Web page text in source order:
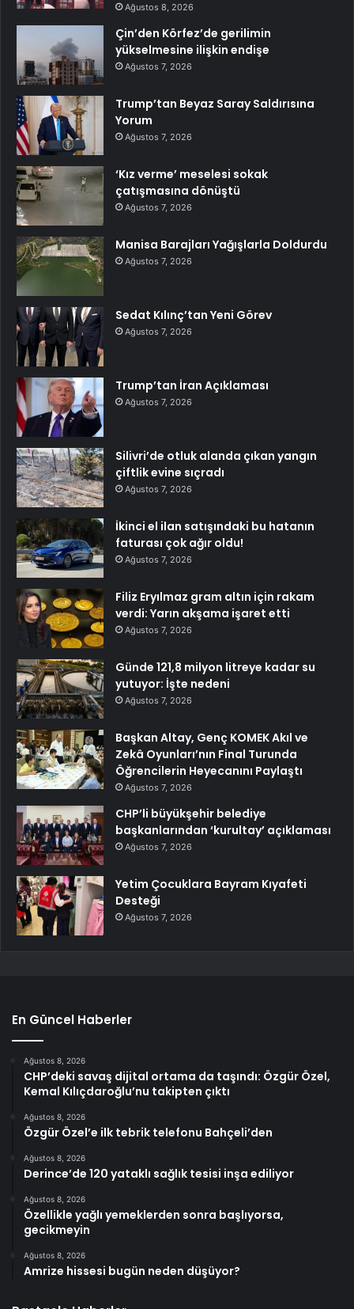
Ağustos 8, 2026
Çin’den Körfez’de gerilimin
yükselmesine ilişkin endişe
Ağustos 7, 2026
Trump’tan Beyaz Saray Saldırısına
Yorum
Ağustos 7, 2026
‘Kız verme’ meselesi sokak
çatışmasına dönüştü
Ağustos 7, 2026
Manisa Barajları Yağışlarla Doldurdu
Ağustos 7, 2026
Sedat Kılınç’tan Yeni Görev
Ağustos 7, 2026
Trump’tan İran Açıklaması
Ağustos 7, 2026
Silivri’de otluk alanda çıkan yangın
çiftlik evine sıçradı
Ağustos 7, 2026
İkinci el ilan satışındaki bu hatanın
faturası çok ağır oldu!
Ağustos 7, 2026
Filiz Eryılmaz gram altın için rakam
verdi: Yarın akşama işaret etti
Ağustos 7, 2026
Günde 121,8 milyon litreye kadar su
yutuyor: İşte nedeni
Ağustos 7, 2026
Başkan Altay, Genç KOMEK Akıl ve
Zekâ Oyunları’nın Final Turunda
Öğrencilerin Heyecanını Paylaştı
Ağustos 7, 2026
CHP’li büyükşehir belediye
başkanlarından ‘kurultay’ açıklaması
Ağustos 7, 2026
Yetim Çocuklara Bayram Kıyafeti
Desteği
Ağustos 7, 2026
En Güncel Haberler
Ağustos 8, 2026
CHP’deki savaş dijital ortama da taşındı: Özgür Özel,
Kemal Kılıçdaroğlu’nu takipten çıktı
Ağustos 8, 2026
Özgür Özel’e ilk tebrik telefonu Bahçeli’den
Ağustos 8, 2026
Derince’de 120 yataklı sağlık tesisi inşa ediliyor
Ağustos 8, 2026
Özellikle yağlı yemeklerden sonra başlıyorsa,
gecikmeyin
Ağustos 8, 2026
Amrize hissesi bugün neden düşüyor?